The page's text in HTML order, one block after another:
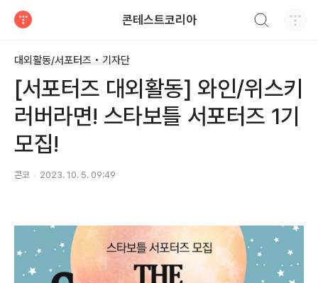
콘테스트코리아
대외활동/서포터즈 • 기자단
[서포터즈 대외활동] 와인/위스키
러버라면! 스타보틀 서포터즈 1기
모집!
콘코 2023. 10. 5. 09:49